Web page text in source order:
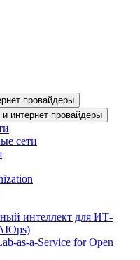
провайдеры
интернет провайдеры
сети
интеллект для ИТ-
as-a-Service for Open